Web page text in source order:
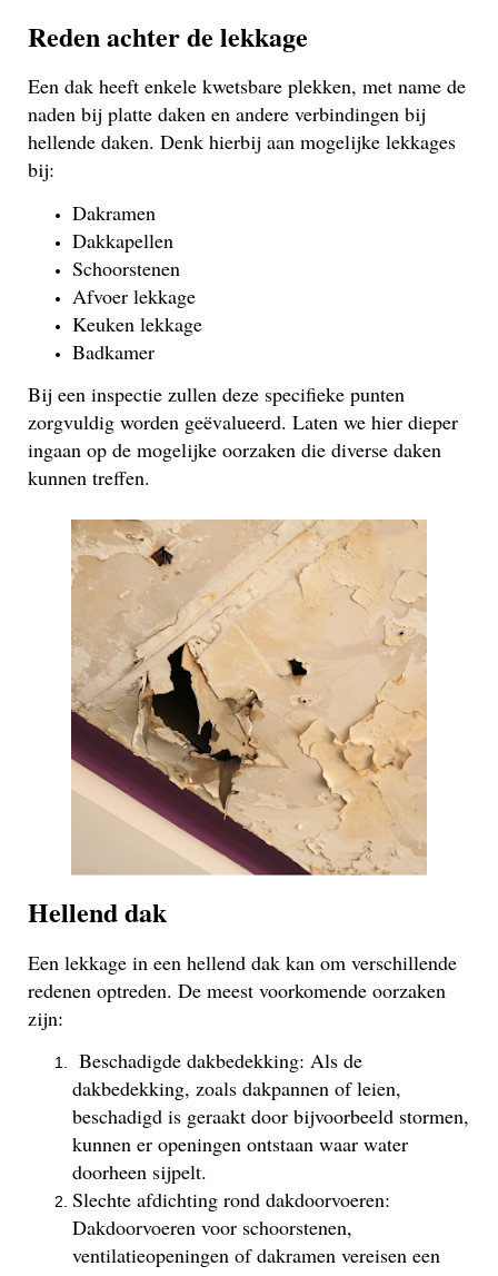
Reden achter de lekkage
Een dak heeft enkele kwetsbare plekken, met name de
naden bij platte daken en andere verbindingen bij
hellende daken. Denk hierbij aan mogelijke lekkages
bij:
Dakramen
Dakkapellen
Schoorstenen
Afvoer lekkage
Keuken lekkage
Badkamer
Bij een inspectie zullen deze specifieke punten
zorgvuldig worden geëvalueerd. Laten we hier dieper
ingaan op de mogelijke oorzaken die diverse daken
kunnen treffen.
Hellend dak
Een lekkage in een hellend dak kan om verschillende
redenen optreden. De meest voorkomende oorzaken
zijn:
Beschadigde dakbedekking: Als de
dakbedekking, zoals dakpannen of leien,
beschadigd is geraakt door bijvoorbeeld stormen,
kunnen er openingen ontstaan waar water
doorheen sijpelt.
Slechte afdichting rond dakdoorvoeren:
Dakdoorvoeren voor schoorstenen,
ventilatieopeningen of dakramen vereisen een